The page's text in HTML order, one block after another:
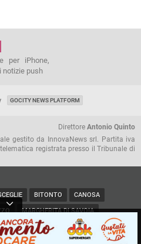
per iPhone,
notizie push
GOCITY NEWS PLATFORM
Direttore Antonio Quinto
gestito da InnovaNews srl. Partita iva
registrata presso il Tribunale di
BITONTO CANOSA
MARGHERITA DI SAVOIA
PUGLIA RUVO